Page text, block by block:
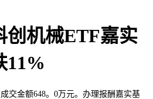
创机械ETF嘉实
11%
金额648。0万元。办理报酬嘉实基